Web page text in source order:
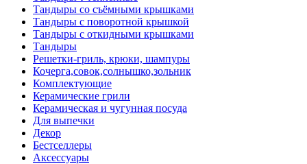
Тандыры со съёмными крышками
Тандыры с поворотной крышкой
Тандыры с откидными крышками
Тандыры
Решетки-гриль, крюки, шампуры
Кочерга,совок,солнышко,зольник
Комплектующие
Керамические грили
Керамическая и чугунная посуда
Для выпечки
Декор
Бестселлеры
Аксессуары